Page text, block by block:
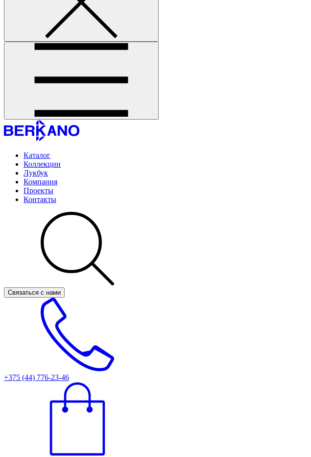
Каталог
Коллекции
Лукбук
Компания
Проекты
Контакты
Связаться с нами
+375 (44) 776-23-46